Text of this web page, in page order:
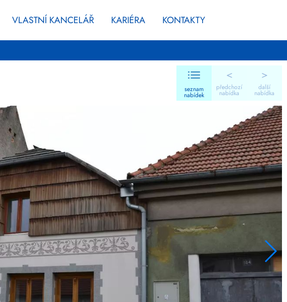
VLASTNÍ KANCELÁŘ KARIÉRA KONTAKTY
<
předchozí
nabídka
seznam
nabídek
>
další
nabídka